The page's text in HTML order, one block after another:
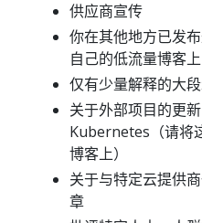
供应商宣传
你在其他地方已发
自己的低流量博客上
仅有少量解释的大
关于外部项目的更
Kubernetes（请将
博客上）
关于与特定云提供
章